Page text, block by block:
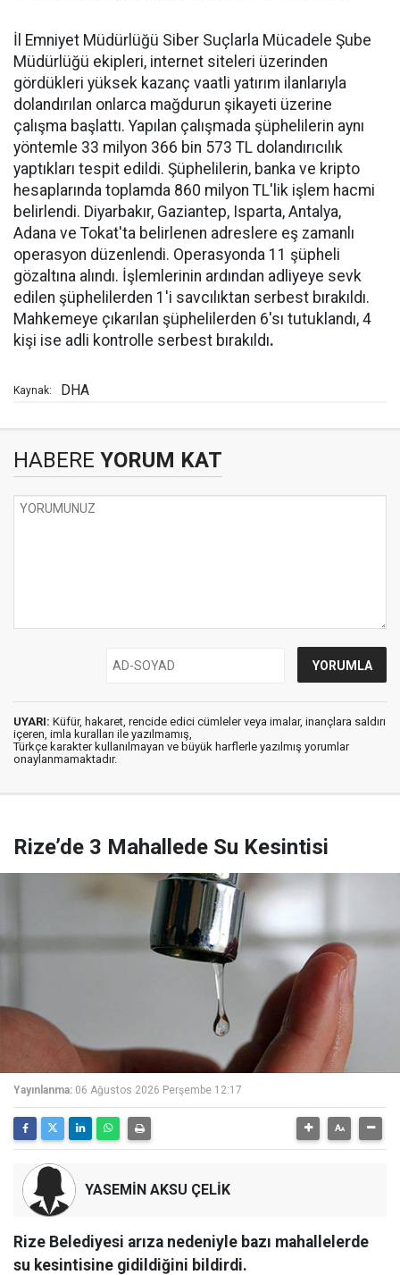
İl Emniyet Müdürlüğü Siber Suçlarla Mücadele Şube
Müdürlüğü ekipleri, internet siteleri üzerinden
gördükleri yüksek kazanç vaatli yatırım ilanlarıyla
dolandırılan onlarca mağdurun şikayeti üzerine
çalışma başlattı. Yapılan çalışmada şüphelilerin aynı
yöntemle 33 milyon 366 bin 573 TL dolandırıcılık
yaptıkları tespit edildi. Şüphelilerin, banka ve kripto
hesaplarında toplamda 860 milyon TL'lik işlem hacmi
belirlendi. Diyarbakır, Gaziantep, Isparta, Antalya,
Adana ve Tokat'ta belirlenen adreslere eş zamanlı
operasyon düzenlendi. Operasyonda 11 şüpheli
gözaltına alındı. İşlemlerinin ardından adliyeye sevk
edilen şüphelilerden 1'i savcılıktan serbest bırakıldı.
Mahkemeye çıkarılan şüphelilerden 6'sı tutuklandı, 4
kişi ise adli kontrolle serbest bırakıldı.
Kaynak: DHA
HABERE YORUM KAT
UYARI: Küfür, hakaret, rencide edici cümleler veya imalar, inançlara saldırı
içeren, imla kuralları ile yazılmamış,
Türkçe karakter kullanılmayan ve büyük harflerle yazılmış yorumlar
onaylanmamaktadır.
Rize’de 3 Mahallede Su Kesintisi
Yayınlanma: 06 Ağustos 2026 Perşembe 12:17
YASEMİN AKSU ÇELİK
Rize Belediyesi arıza nedeniyle bazı mahallelerde
su kesintisine gidildiğini bildirdi.